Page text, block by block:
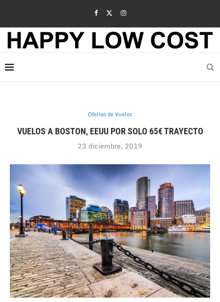
Ofertas de Vuelos
VUELOS A BOSTON, EEUU POR SOLO 65€ TRAYECTO
23 diciembre, 2019